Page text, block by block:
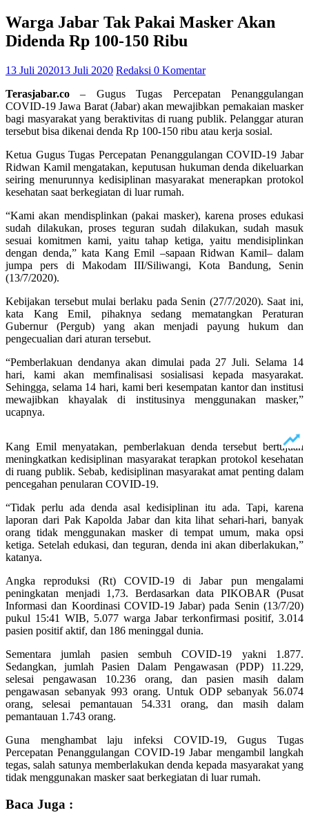
Warga Jabar Tak Pakai Masker Akan
Didenda Rp 100-150 Ribu
13 Juli 202013 Juli 2020 Redaksi 0 Komentar
Terasjabar.co – Gugus Tugas Percepatan Penanggulangan
COVID-19 Jawa Barat (Jabar) akan mewajibkan pemakaian masker
bagi masyarakat yang beraktivitas di ruang publik. Pelanggar aturan
tersebut bisa dikenai denda Rp 100-150 ribu atau kerja sosial.
Ketua Gugus Tugas Percepatan Penanggulangan COVID-19 Jabar
Ridwan Kamil mengatakan, keputusan hukuman denda dikeluarkan
seiring menurunnya kedisiplinan masyarakat menerapkan protokol
kesehatan saat berkegiatan di luar rumah.
“Kami akan mendisplinkan (pakai masker), karena proses edukasi
sudah dilakukan, proses teguran sudah dilakukan, sudah masuk
sesuai komitmen kami, yaitu tahap ketiga, yaitu mendisiplinkan
dengan denda,” kata Kang Emil –sapaan Ridwan Kamil– dalam
jumpa pers di Makodam III/Siliwangi, Kota Bandung, Senin
(13/7/2020).
Kebijakan tersebut mulai berlaku pada Senin (27/7/2020). Saat ini,
kata Kang Emil, pihaknya sedang mematangkan Peraturan
Gubernur (Pergub) yang akan menjadi payung hukum dan
pengecualian dari aturan tersebut.
“Pemberlakuan dendanya akan dimulai pada 27 Juli. Selama 14
hari, kami akan memfinalisasi sosialisasi kepada masyarakat.
Sehingga, selama 14 hari, kami beri kesempatan kantor dan institusi
mewajibkan khayalak di institusinya menggunakan masker,”
ucapnya.
Kang Emil menyatakan, pemberlakuan denda tersebut bertujuan
meningkatkan kedisiplinan masyarakat terapkan protokol kesehatan
di ruang publik. Sebab, kedisiplinan masyarakat amat penting dalam
pencegahan penularan COVID-19.
“Tidak perlu ada denda asal kedisiplinan itu ada. Tapi, karena
laporan dari Pak Kapolda Jabar dan kita lihat sehari-hari, banyak
orang tidak menggunakan masker di tempat umum, maka opsi
ketiga. Setelah edukasi, dan teguran, denda ini akan diberlakukan,”
katanya.
Angka reproduksi (Rt) COVID-19 di Jabar pun mengalami
peningkatan menjadi 1,73. Berdasarkan data PIKOBAR (Pusat
Informasi dan Koordinasi COVID-19 Jabar) pada Senin (13/7/20)
pukul 15:41 WIB, 5.077 warga Jabar terkonfirmasi positif, 3.014
pasien positif aktif, dan 186 meninggal dunia.
Sementara jumlah pasien sembuh COVID-19 yakni 1.877.
Sedangkan, jumlah Pasien Dalam Pengawasan (PDP) 11.229,
selesai pengawasan 10.236 orang, dan pasien masih dalam
pengawasan sebanyak 993 orang. Untuk ODP sebanyak 56.074
orang, selesai pemantauan 54.331 orang, dan masih dalam
pemantauan 1.743 orang.
Guna menghambat laju infeksi COVID-19, Gugus Tugas
Percepatan Penanggulangan COVID-19 Jabar mengambil langkah
tegas, salah satunya memberlakukan denda kepada masyarakat yang
tidak menggunakan masker saat berkegiatan di luar rumah.
Baca Juga :